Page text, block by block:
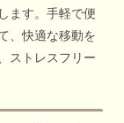
ます。手軽で便
、快適な移動を
ストレスフリー